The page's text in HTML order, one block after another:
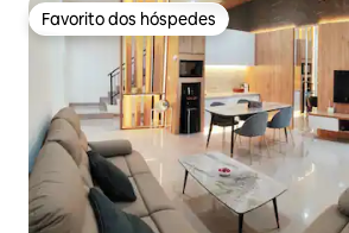
Favorito dos hóspedes
Favorito dos hóspedes